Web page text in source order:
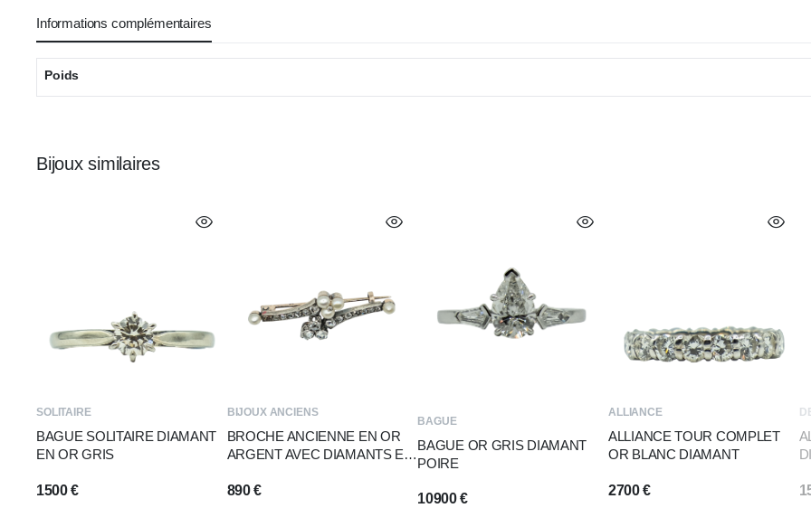
Informations complémentaires
Poids
Bijoux similaires
SOLITAIRE
BAGUE SOLITAIRE DIAMANT
EN OR GRIS
1500€
BIJOUX ANCIENS
BROCHE ANCIENNE EN OR
ARGENT AVEC DIAMANTS ET
890€
BAGUE
BAGUE OR GRIS DIAMANT
POIRE
10900€
ALLIANCE
ALLIANCE TOUR COMPLET
OR BLANC DIAMANT
2700€